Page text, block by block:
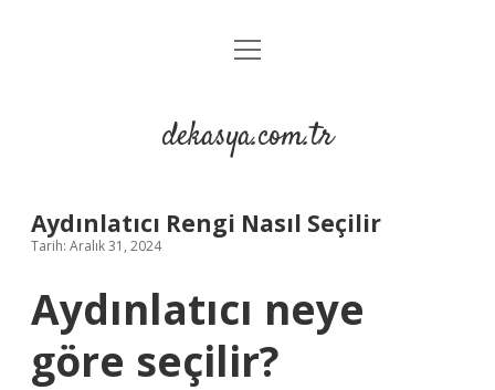
Anasayfa
Yasal Uyarı
menüyü
dekasya.com.tr
Aydınlatıcı Rengi Nasıl Seçilir
Tarih: Aralık 31, 2024
Aydınlatıcı neye
göre seçilir?